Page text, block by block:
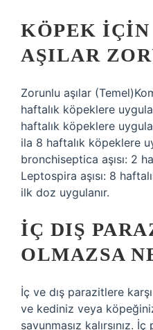
KÖPEK
AŞILAR
Zorunlu aşılar
haftalık köpeklere
haftalık köpeklere
ila 8 haftalık köpeklere
bronchiseptica aşısı: 2
Leptospira aşısı: 8
ilk doz uygulanır.
İÇ DIŞ
OLMAZSA
İç ve dış parazitlere
ve kediniz veya
savunmasız kalırsınız.